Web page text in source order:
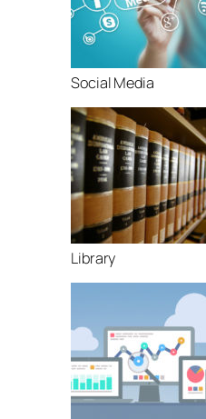
Social Media
Library